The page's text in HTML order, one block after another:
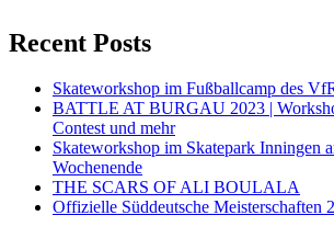
Recent Posts
Skateworkshop im Fußballcamp des
BATTLE AT BURGAU 2023 |
Contest und mehr
Skateworkshop im Skatepark Inningen
Wochenende
THE SCARS OF ALI BOULALA
Offizielle Süddeutsche Meisterschaften